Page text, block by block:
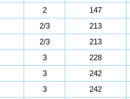
2 147
2/3 213
2/3 213
3 228
3 242
3 242